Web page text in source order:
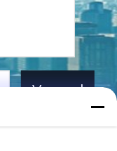
Verzend